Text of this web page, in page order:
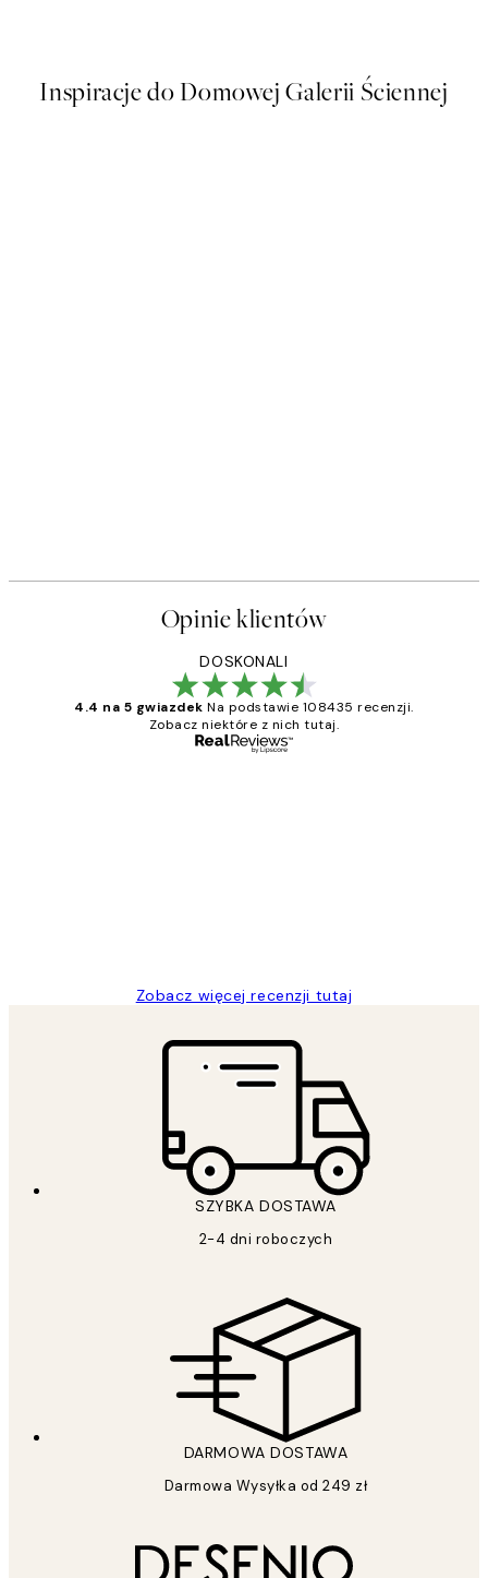
Inspiracje do Domowej Galerii Ściennej
Opinie klientów
DOSKONALI
4.4 na 5 gwiazdek Na podstawie 108435 recenzji.
Zobacz niektóre z nich tutaj.
Zobacz więcej recenzji tutaj
SZYBKA DOSTAWA
2-4 dni roboczych
DARMOWA DOSTAWA
Darmowa Wysyłka od 249 zł